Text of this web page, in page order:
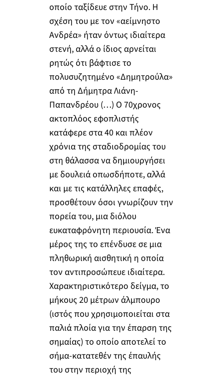
οποίο ταξίδευε στην Τήνο. Η
σχέση του με τον «αείμνηστο
Ανδρέα» ήταν όντως ιδιαίτερα
στενή, αλλά ο ίδιος αρνείται
ρητώς ότι βάφτισε το
πολυσυζητημένο «Δημητρούλα»
από τη Δήμητρα Λιάνη-
Παπανδρέου (…) Ο 70χρονος
ακτοπλόος εφοπλιστής
κατάφερε στα 40 και πλέον
χρόνια της σταδιοδρομίας του
στη θάλασσα να δημιουργήσει
με δουλειά οπωσδήποτε, αλλά
και με τις κατάλληλες επαφές,
προσθέτουν όσοι γνωρίζουν την
πορεία του, μια διόλου
ευκαταφρόνητη περιουσία. Ένα
μέρος της το επένδυσε σε μια
πληθωρική αισθητική η οποία
τον αντιπροσώπευε ιδιαίτερα.
Χαρακτηριστικότερο δείγμα, το
μήκους 20 μέτρων άλμπουρο
(ιστός που χρησιμοποιείται στα
παλιά πλοία για την έπαρση της
σημαίας) το οποίο αποτελεί το
σήμα-κατατεθέν της έπαυλής
του στην περιοχή της